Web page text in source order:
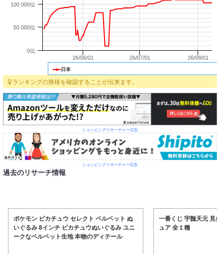
日本
26/06/01 26/07/01 26/08/01
0位
50 000位
100 000位
ランキングの推移を確認することが出来ます。
ショッピングリサーチャー広告
ショッピングリサーチャー広告
過去のリサーチ情報
ポケモン ピカチュウ セレクト ベルベット ぬ
いぐるみ 8インチ ピカチュウぬいぐるみ ユニ
ークなベルベット生地 本物のディテール
一番くじ 宇髄天元 見
ュア 全１種